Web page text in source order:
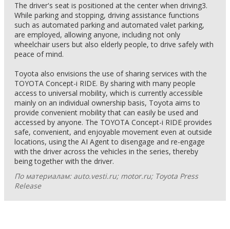
The driver's seat is positioned at the center when driving3.
While parking and stopping, driving assistance functions
such as automated parking and automated valet parking,
are employed, allowing anyone, including not only
wheelchair users but also elderly people, to drive safely with
peace of mind.
Toyota also envisions the use of sharing services with the
TOYOTA Concept-i RIDE. By sharing with many people
access to universal mobility, which is currently accessible
mainly on an individual ownership basis, Toyota aims to
provide convenient mobility that can easily be used and
accessed by anyone. The TOYOTA Concept-i RIDE provides
safe, convenient, and enjoyable movement even at outside
locations, using the AI Agent to disengage and re-engage
with the driver across the vehicles in the series, thereby
being together with the driver.
По материалам: auto.vesti.ru; motor.ru; Toyota Press
Release